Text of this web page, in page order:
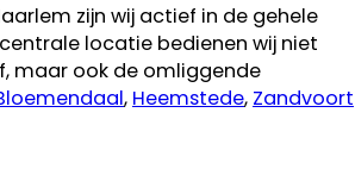
zijn wij actief in de gehele
locatie bedienen wij niet
maar ook de omliggende
, Heemstede, Zandvoort